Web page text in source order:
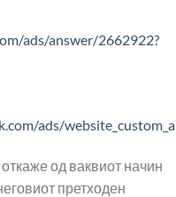
ads/answer/2662922?
ads/
од ваквиот начин
претходен